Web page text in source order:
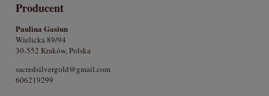
Producent
Paulina Gasiun
Wielicka 89/94
30-552 Kraków, Polska
sacredsilvergold@gmail.com
606219299